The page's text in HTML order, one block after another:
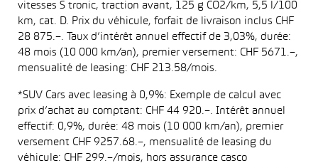
vitesses S tronic, traction avant, 125 g CO2/km, 5,5 l/100
km, cat. D. Prix du véhicule, forfait de livraison inclus CHF
28 875.–. Taux d’intérêt annuel effectif de 3,03%, durée:
48 mois (10 000 km/an), premier versement: CHF 5671.–,
mensualité de leasing: CHF 213.58/mois.
*SUV Cars avec leasing à 0,9%: Exemple de calcul avec
prix d’achat au comptant: CHF 44 920.–. Intérêt annuel
effectif: 0,9%, durée: 48 mois (10 000 km/an), premier
versement CHF 9257.68.–, mensualité de leasing du
véhicule: CHF 299.–/mois, hors assurance casco